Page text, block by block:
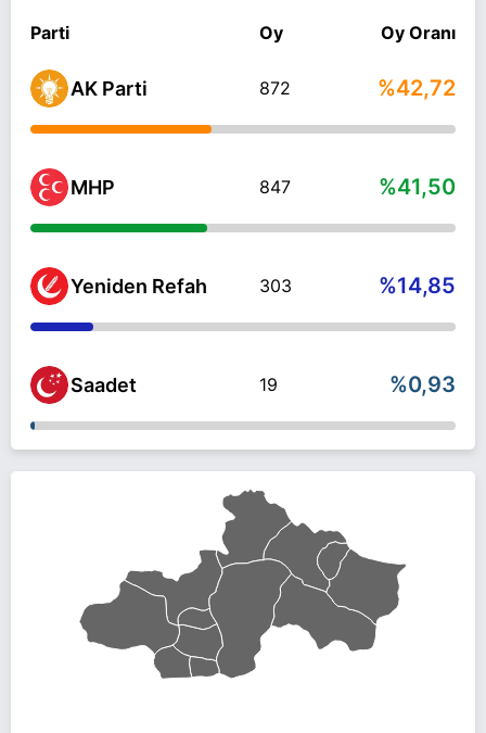
Parti Oy Oy Oranı
AK Parti 872 %42,72
MHP 847 %41,50
Yeniden Refah 303 %14,85
Saadet 19 %0,93